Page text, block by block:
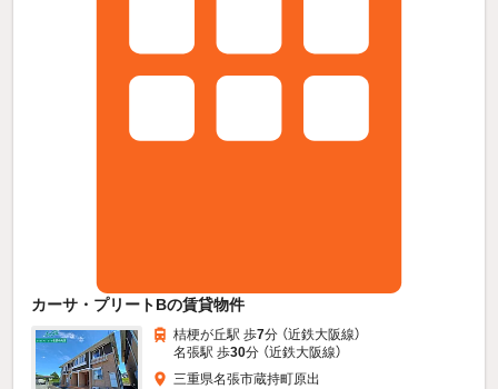
カーサ・プリートBの賃貸物件
桔梗が丘駅 歩7分 （近鉄大阪線）
名張駅 歩30分 （近鉄大阪線）
三重県名張市蔵持町原出